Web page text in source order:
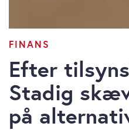
FINANS
Efter
Stadig
på